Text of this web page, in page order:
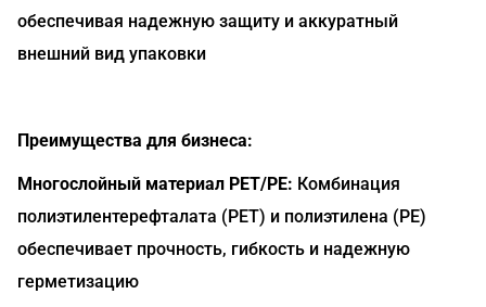
обеспечивая надежную защиту и аккуратный
внешний вид упаковки
Преимущества для бизнеса:
Многослойный материал PET/PE: Комбинация
полиэтилентерефталата (PET) и полиэтилена (PE)
обеспечивает прочность, гибкость и надежную
герметизацию